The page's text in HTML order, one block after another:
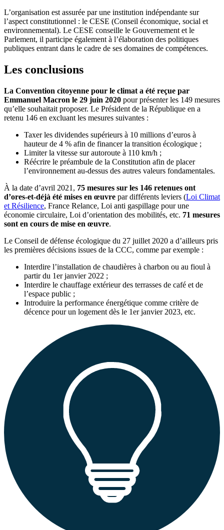
L’organisation est assurée par une institution indépendante sur
l’aspect constitutionnel : le CESE (Conseil économique, social et
environnemental). Le CESE conseille le Gouvernement et le
Parlement, il participe également à l’élaboration des politiques
publiques entrant dans le cadre de ses domaines de compétences.
Les conclusions
La Convention citoyenne pour le climat a été reçue par
Emmanuel Macron le 29 juin 2020 pour présenter les 149 mesures
qu’elle souhaitait proposer. Le Président de la République en a
retenu 146 en excluant les mesures suivantes :
Taxer les dividendes supérieurs à 10 millions d’euros à
hauteur de 4 % afin de financer la transition écologique ;
Limiter la vitesse sur autoroute à 110 km/h ;
Réécrire le préambule de la Constitution afin de placer
l’environnement au-dessus des autres valeurs fondamentales.
À la date d’avril 2021, 75 mesures sur les 146 retenues ont
d’ores-et-déjà été mises en œuvre par différents leviers (Loi Climat
et Résilience, France Relance, Loi anti gaspillage pour une
économie circulaire, Loi d’orientation des mobilités, etc. 71 mesures
sont en cours de mise en œuvre.
Le Conseil de défense écologique du 27 juillet 2020 a d’ailleurs pris
les premières décisions issues de la CCC, comme par exemple :
Interdire l’installation de chaudières à charbon ou au fioul à
partir du 1erjanvier 2022 ;
Interdire le chauffage extérieur des terrasses de café et de
l’espace public ;
Introduire la performance énergétique comme critère de
décence pour un logement dès le 1erjanvier 2023, etc.